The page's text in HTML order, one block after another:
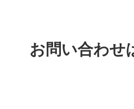
お問い合わせ